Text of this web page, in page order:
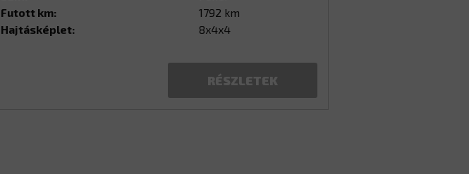
Futott km:
1792 km
Hajtásképlet:
8x4x4
RÉSZLETEK